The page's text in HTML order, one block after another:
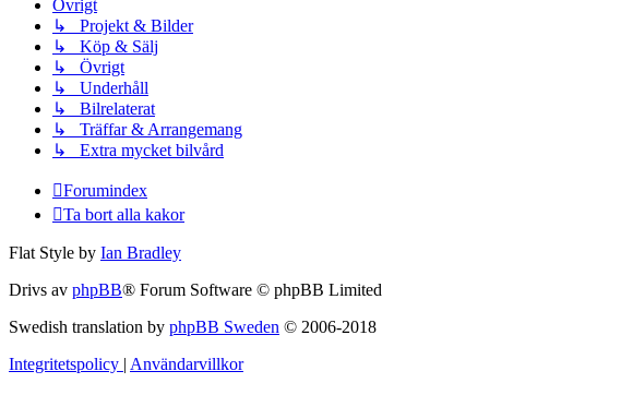
Övrigt
↳ Projekt & Bilder
↳ Köp & Sälj
↳ Övrigt
↳ Underhåll
↳ Bilrelaterat
↳ Träffar & Arrangemang
↳ Extra mycket bilvård
Forumindex
Ta bort alla kakor
Flat Style by Ian Bradley
Drivs av phpBB® Forum Software © phpBB Limited
Swedish translation by phpBB Sweden © 2006-2018
Integritetspolicy | Användarvillkor